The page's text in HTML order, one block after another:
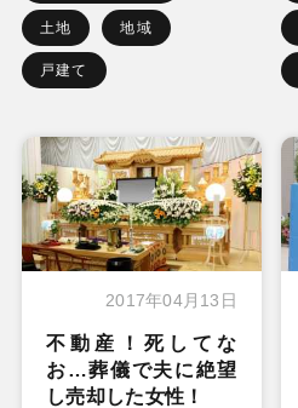
土地 地域
戸建て
2017年04月13日
不動産！死してな
お…葬儀で夫に絶望
し売却した女性！